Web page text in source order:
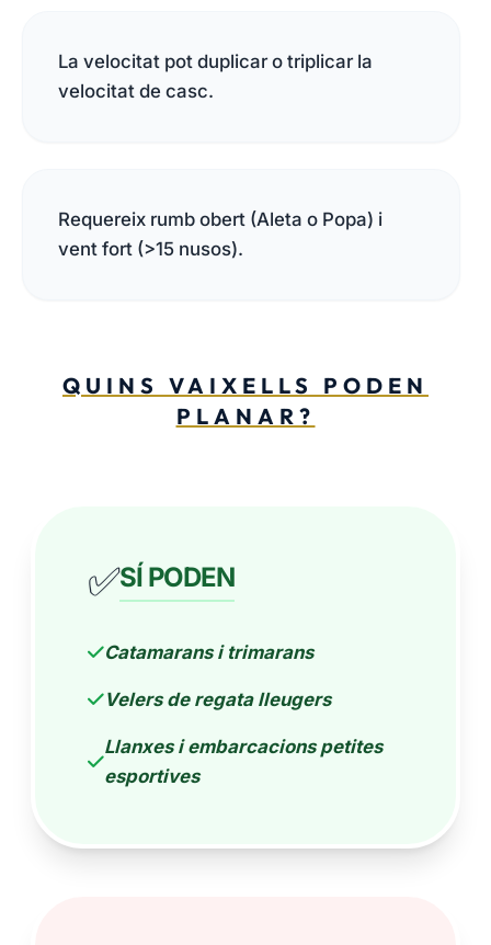
La velocitat pot duplicar o triplicar la
velocitat de casc.
Requereix rumb obert (Aleta o Popa) i
vent fort (>15 nusos).
QUINS VAIXELLS PODEN
PLANAR?
✅SÍ PODEN
Catamarans i trimarans
Velers de regata lleugers
Llanxes i embarcacions petites
esportives